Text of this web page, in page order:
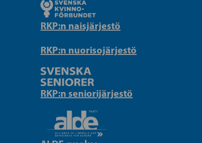
RKP:n naisjärjestö
RKP:n nuorisojärjestö
RKP:n seniorijärjestö